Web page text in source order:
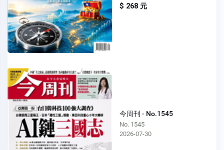
$ 268 元
今周刊 - No.1545
No. 1545
2026-07-30